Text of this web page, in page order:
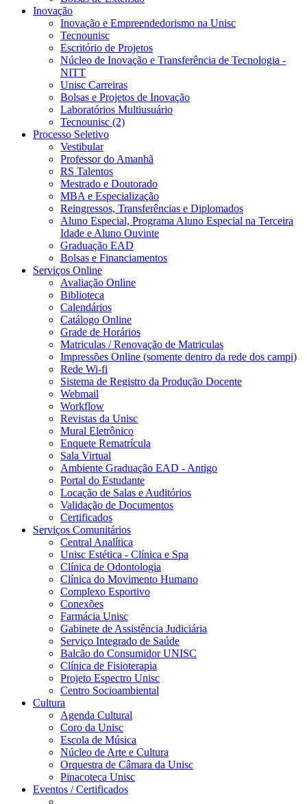
Inovação
Inovação e Empreendedorismo na Unisc
Tecnounisc
Escritório de Projetos
Núcleo de Inovação e Transferência de Tecnologia -
NITT
Unisc Carreiras
Bolsas e Projetos de Inovação
Laboratórios Multiusuário
Tecnounisc (2)
Processo Seletivo
Vestibular
Professor do Amanhã
RS Talentos
Mestrado e Doutorado
MBA e Especialização
Reingressos, Transferências e Diplomados
Aluno Especial, Programa Aluno Especial na Terceira
Idade e Aluno Ouvinte
Graduação EAD
Bolsas e Financiamentos
Serviços Online
Avaliação Online
Biblioteca
Calendários
Catálogo Online
Grade de Horários
Matriculas / Renovação de Matriculas
Impressões Online (somente dentro da rede dos campi)
Rede Wi-fi
Sistema de Registro da Produção Docente
Webmail
Workflow
Revistas da Unisc
Mural Eletrônico
Enquete Rematrícula
Sala Virtual
Ambiente Graduação EAD - Antigo
Portal do Estudante
Locação de Salas e Auditórios
Validação de Documentos
Certificados
Serviços Comunitários
Central Analítica
Unisc Estética - Clínica e Spa
Clínica de Odontologia
Clínica do Movimento Humano
Complexo Esportivo
Conexões
Farmácia Unisc
Gabinete de Assistência Judiciária
Serviço Integrado de Saúde
Balcão do Consumidor UNISC
Clínica de Fisioterapia
Projeto Espectro Unisc
Centro Socioambiental
Cultura
Agenda Cultural
Coro da Unisc
Escola de Música
Núcleo de Arte e Cultura
Orquestra de Câmara da Unisc
Pinacoteca Unisc
Eventos / Certificados